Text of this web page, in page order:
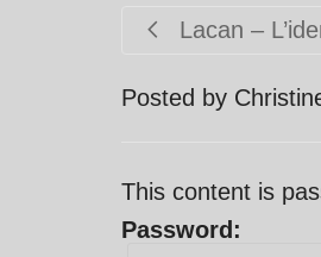
Lacan –
Posted by
This content is
Password: